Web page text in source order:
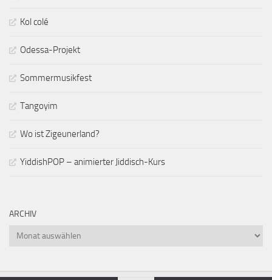
Kol colé
Odessa-Projekt
Sommermusikfest
Tangoyim
Wo ist Zigeunerland?
YiddishPOP – animierter Jiddisch-Kurs
ARCHIV
Archiv